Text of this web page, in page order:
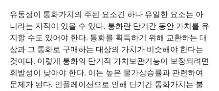
유동성이 통화가치의 주된 요소긴 하나 유일한 요소는 아
니라는 지적이 있을 수 있다. 통화란 단기간 동안 가치를 유
지할 수도 있어야 한다. 통화를 획득하기 위해 교환하는 대
상과 그 통화로 구매하는 대상의 가치가 비슷해야 한다는
것이다. 이렇게 통화의 단기적 가치보관기능이 보장되려면
휘발성이 낮아야 한다. 이는 높은 물가상승률과 관련하여
문제가 된다. 인플레이션으로 인해 단기간 통화가치는 불